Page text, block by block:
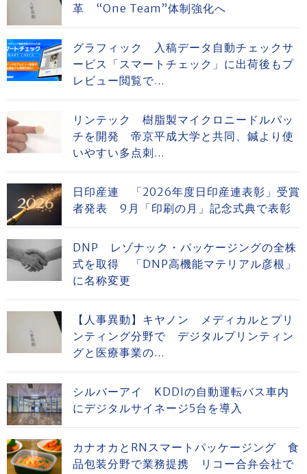
革 “One Team”体制強化へ
グラフィック 入稿データ自動チェックサ
ービス「スマートチェック」に出荷後もプ
レビュー閲覧で...
リンテック 樹脂製マイクロニードルパッ
チを開発 帝京平成大学と共同、鍼より使
いやすい多点刺...
日印産連 「2026年度日印産連表彰」受賞
者発表 9月「印刷の月」記念式典で表彰
DNP レゾナック・パッケージングの全株
式を取得 「DNP高機能マテリアル彦根」
に名称変更
【人事異動】キヤノン メディカルとプリ
ンティング分野で デジタルプリンティン
グと医療事業の...
シルバーアイ KDDIの自動運転バス車内
にデジタルサイネージ5台を導入
カナオカとRNスマートパッケージング 食
品包装分野で業務提携 リコー合弁会社で